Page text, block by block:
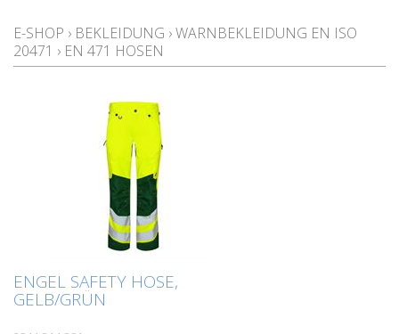
E-SHOP › BEKLEIDUNG ›WARNBEKLEIDUNG EN ISO
20471 › EN 471 HOSEN
ENGEL SAFETY HOSE,
GELB/GRÜN